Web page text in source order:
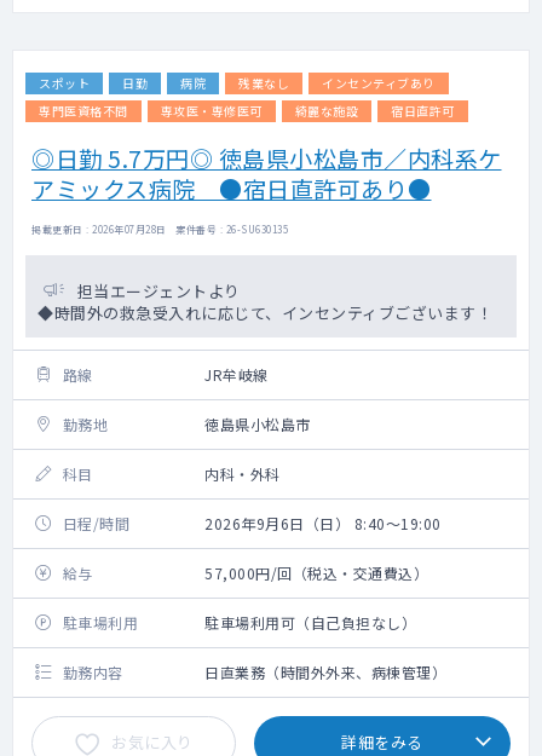
スポット 日勤 病院 残業なし
インセンティブあり
専門医資格不問
専攻医・専修医可 綺麗な施設 宿日直許可
◎日勤 5.7万円◎ 徳島県小松島市／内科系ケ
アミックス病院 ●宿日直許可あり●
掲載更新日 : 2026年07月28日 案件番号 : 26-SU630135
担当エージェントより
◆時間外の救急受入れに応じて、インセンティブございます！
路線 JR牟岐線
勤務地 徳島県小松島市
科目 内科・外科
日程/時間 2026年9月6日（日） 8:40～19:00
給与 57,000円/回（税込・交通費込）
駐車場利用 駐車場利用可（自己負担なし）
勤務内容 日直業務（時間外外来、病棟管理）
お気に入り 詳細をみる